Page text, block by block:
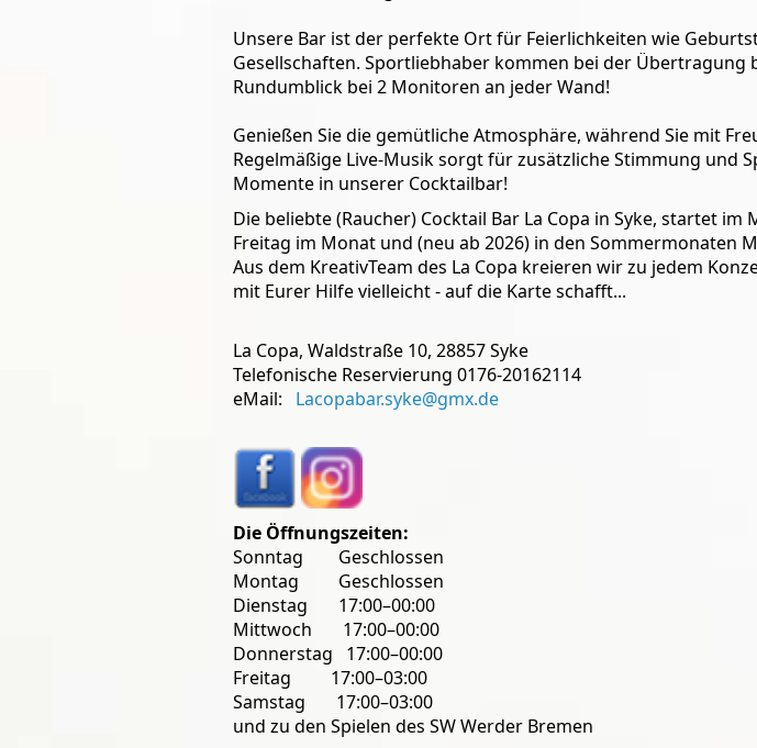
Unsere Bar ist der perfekte Ort für Feierlichkeiten wie
Gesellschaften. Sportliebhaber kommen bei der
Rundumblick bei 2 Monitoren an jeder Wand!
Genießen Sie die gemütliche Atmosphäre, während Sie mit
Regelmäßige Live-Musik sorgt für zusätzliche Stimmung und
Momente in unserer Cocktailbar!
Die beliebte (Raucher) Cocktail Bar La Copa in Syke, startet
Freitag im Monat und (neu ab 2026) in den Sommermonaten
Aus dem KreativTeam des La Copa kreieren wir zu jedem
mit Eurer Hilfe vielleicht - auf die Karte schafft...
La Copa, Waldstraße 10, 28857 Syke
Telefonische Reservierung 0176-20162114
eMail: Lacopabar.syke@gmx.de
Die Öffnungszeiten:
Sonntag Geschlossen
Montag Geschlossen
Dienstag 17:00–00:00
Mittwoch 17:00–00:00
Donnerstag 17:00–00:00
Freitag 17:00–03:00
Samstag 17:00–03:00
und zu den Spielen des SW Werder Bremen